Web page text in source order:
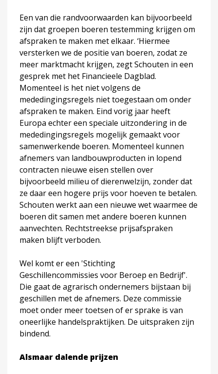
Een van die randvoorwaarden kan bijvoorbeeld
zijn dat groepen boeren testemming krijgen om
afspraken te maken met elkaar. ‘Hiermee
versterken we de positie van boeren, zodat ze
meer marktmacht krijgen, zegt Schouten in een
gesprek met het Financieele Dagblad.
Momenteel is het niet volgens de
mededingingsregels niet toegestaan om onder
afspraken te maken. Eind vorig jaar heeft
Europa echter een speciale uitzondering in de
mededingingsregels mogelijk gemaakt voor
samenwerkende boeren. Momenteel kunnen
afnemers van landbouwproducten in lopend
contracten nieuwe eisen stellen over
bijvoorbeeld milieu of dierenwelzijn, zonder dat
ze daar een hogere prijs voor hoeven te betalen.
Schouten werkt aan een nieuwe wet waarmee de
boeren dit samen met andere boeren kunnen
aanvechten. Rechtstreekse prijsafspraken
maken blijft verboden.
Wel komt er een 'Stichting
Geschillencommissies voor Beroep en Bedrijf'.
Die gaat de agrarisch ondernemers bijstaan bij
geschillen met de afnemers. Deze commissie
moet onder meer toetsen of er sprake is van
oneerlijke handelspraktijken. De uitspraken zijn
bindend.
Alsmaar dalende prijzen